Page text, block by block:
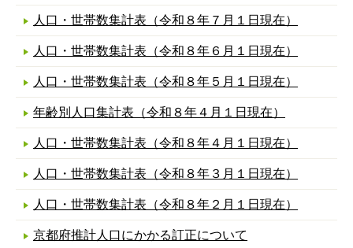
人口・世帯数集計表（令和８年７月１日現在）
人口・世帯数集計表（令和８年６月１日現在）
人口・世帯数集計表（令和８年５月１日現在）
年齢別人口集計表（令和８年４月１日現在）
人口・世帯数集計表（令和８年４月１日現在）
人口・世帯数集計表（令和８年３月１日現在）
人口・世帯数集計表（令和８年２月１日現在）
京都府推計人口にかかる訂正について